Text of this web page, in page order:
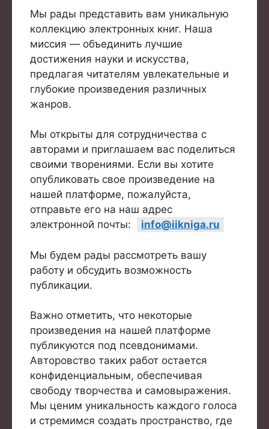
Мы рады представить вам уникальную
коллекцию электронных книг. Наша
миссия — объединить лучшие
достижения науки и искусства,
предлагая читателям увлекательные и
глубокие произведения различных
жанров.
Мы открыты для сотрудничества с
авторами и приглашаем вас поделиться
своими творениями. Если вы хотите
опубликовать свое произведение на
нашей платформе, пожалуйста,
отправьте его на наш адрес
электронной почты:
info@iikniga.ru
Мы будем рады рассмотреть вашу
работу и обсудить возможность
публикации.
Важно отметить, что некоторые
произведения на нашей платформе
публикуются под псевдонимами.
Авторовство таких работ остается
конфиденциальным, обеспечивая
свободу творчества и самовыражения.
Мы ценим уникальность каждого голоса
и стремимся создать пространство, где